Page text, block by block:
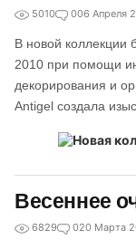
5010 006 Апреля
В новой
2010 при помощи
декорирования и
Antigel создала
Весеннее
6829 020 Марта